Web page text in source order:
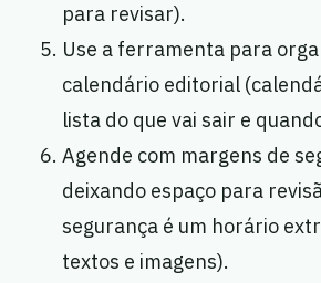
para revisar).
Use a ferramenta para
calendário editorial
lista do que vai sair e
Agende com margens de
deixando espaço para
segurança é um horário
textos e imagens).